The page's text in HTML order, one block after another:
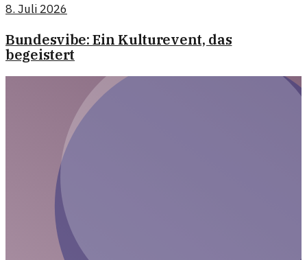
8. Juli 2026
Bundesvibe: Ein Kulturevent, das
begeistert